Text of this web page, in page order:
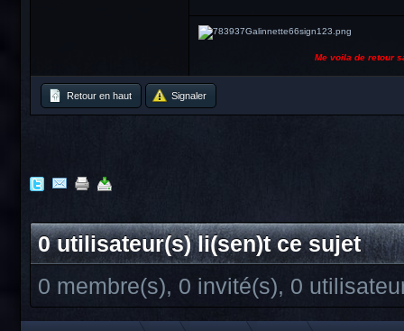
Me voila de retour sa va
Retour en haut Signaler
0 utilisateur(s) li(sen)t ce sujet
0 membre(s), 0 invité(s), 0